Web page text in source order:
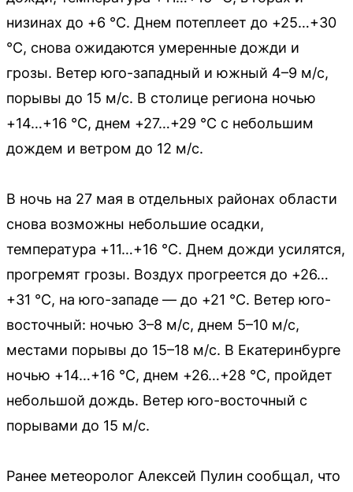
низинах до +6 °C. Днем потеплеет до +25…+30
°C, снова ожидаются умеренные дожди и
грозы. Ветер юго-западный и южный 4–9 м/с,
порывы до 15 м/с. В столице региона ночью
+14…+16 °C, днем +27…+29 °C с небольшим
дождем и ветром до 12 м/с.
В ночь на 27 мая в отдельных районах области
снова возможны небольшие осадки,
температура +11…+16 °C. Днем дожди усилятся,
прогремят грозы. Воздух прогреется до +26…
+31 °C, на юго-западе — до +21 °C. Ветер юго-
восточный: ночью 3–8 м/с, днем 5–10 м/с,
местами порывы до 15–18 м/с. В Екатеринбурге
ночью +14…+16 °C, днем +26…+28 °C, пройдет
небольшой дождь. Ветер юго-восточный с
порывами до 15 м/с.
Ранее метеоролог Алексей Пулин сообщал, что